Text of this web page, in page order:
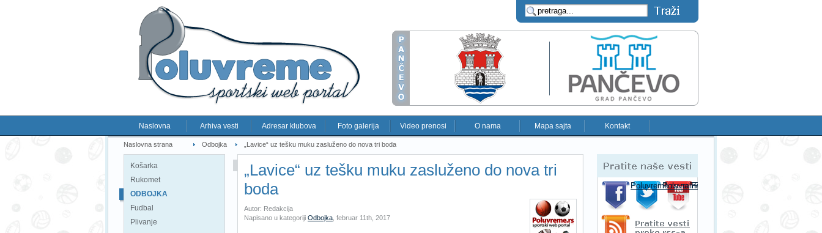
Naslovna Arhiva vesti Adresar klubova Foto galerija Video prenosi O nama Mapa sajta Kontakt
Naslovna strana Odbojka „Lavice“ uz tešku muku zasluženo do nova tri boda
Košarka
Rukomet
ODBOJKA
Fudbal
Plivanje
„Lavice“ uz tešku muku zasluženo do nova tri
boda
Autor: Redakcija
Napisano u kategoriji Odbojka februar 11th, 2017
Poluvreme.rs na Facebooku-u
Poluvreme.rs na Twitter-u
Poluvreme.rs na YouTube-u